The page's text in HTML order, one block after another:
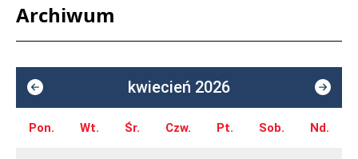
Archiwum
kwiecień 2026
Pon. Wt. Śr. Czw. Pt. Sob. Nd.